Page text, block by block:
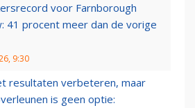
voor Farnborough
41 procent meer dan de vorige
9:30
resultaten verbeteren, maar
is geen optie: